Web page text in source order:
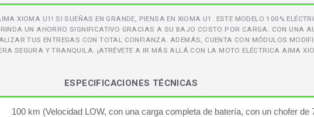
XIOMA U1! SI SUEÑAS EN GRANDE, PIENSA EN XIOMA U1. ESTE MODELO 100%
UN AHORRO SIGNIFICATIVO GRACIAS A SU BAJO COSTO POR CARGA. CON UNA
TUS ENTREGAS CON TOTAL CONFIANZA. ADEMÁS, CUENTA CON MÓDULOS
SEGURA Y TRANQUILA. ¡ATRÉVETE A IR MÁS ALLÁ CON LA MOTO ELÉCTRICA AIMA
ESPECIFICACIONES TÉCNICAS
100 km (Velocidad LOW, con una carga completa de batería, con un chofer de